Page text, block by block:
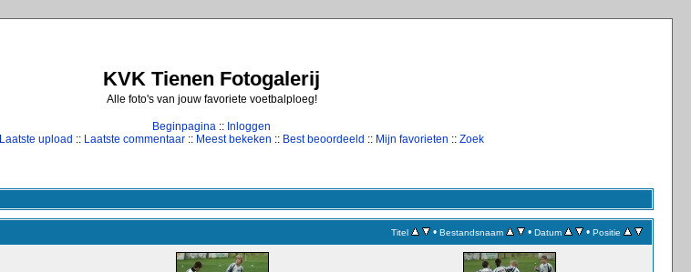
KVK Tienen Fotogalerij
Alle foto's van jouw favoriete voetbalploeg!
Beginpagina :: Inloggen
Laatste upload :: Laatste commentaar:: Meest bekeken :: Best beoordeeld :: Mijn favorieten :: Zoek
Titel • Bestandsnaam • Datum • Positie